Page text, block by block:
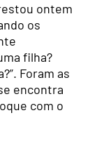
ontem
os
filha?
Foram as
encontra
com o